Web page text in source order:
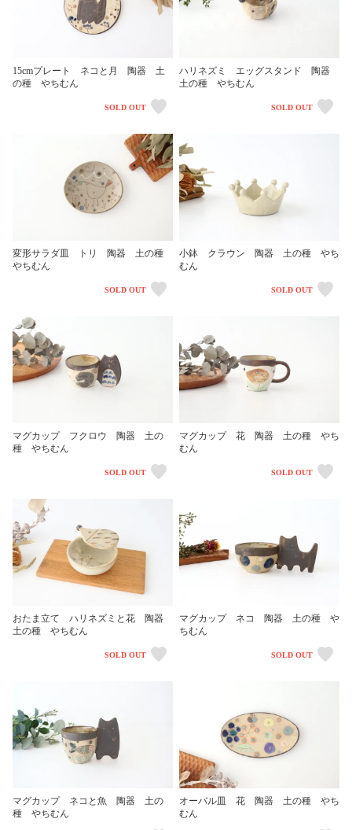
15cmプレート ネコと月 陶器 土
の種 やちむん
SOLD OUT
ハリネズミ エッグスタンド 陶器
土の種 やちむん
SOLD OUT
変形サラダ皿 トリ 陶器 土の種
やちむん
SOLD OUT
小鉢 クラウン 陶器 土の種 やち
むん
SOLD OUT
マグカップ フクロウ 陶器 土の
種 やちむん
SOLD OUT
マグカップ 花 陶器 土の種 やち
むん
SOLD OUT
おたま立て ハリネズミと花 陶器
土の種 やちむん
SOLD OUT
マグカップ ネコ 陶器 土の種 や
ちむん
SOLD OUT
マグカップ ネコと魚 陶器 土の
種 やちむん
オーバル皿 花 陶器 土の種 やち
むん